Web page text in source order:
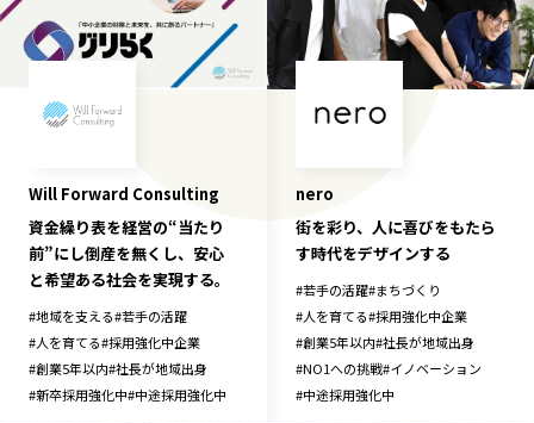
Will Forward Consulting
資金繰り表を経営の“当たり
前”にし倒産を無くし、安心
と希望ある社会を実現する。
#地域を支える#若手の活躍
#人を育てる#採用強化中企業
#創業5年以内#社長が地域出身
#新卒採用強化中#中途採用強化中
nero
街を彩り、人に喜びをもたら
す時代をデザインする
#若手の活躍#まちづくり
#人を育てる#採用強化中企業
#創業5年以内#社長が地域出身
#NO1への挑戦#イノベーション
#中途採用強化中